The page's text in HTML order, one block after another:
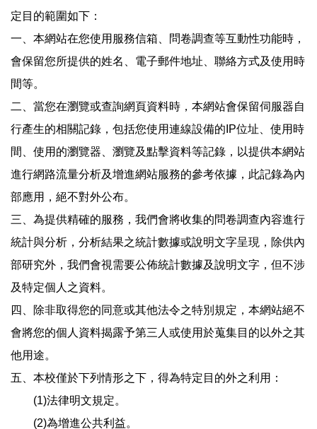
定目的範圍如下：
一、本網站在您使用服務信箱、問卷調查等互動性功能時，
會保留您所提供的姓名、電子郵件地址、聯絡方式及使用時
間等。
二、當您在瀏覽或查詢網頁資料時，本網站會保留伺服器自
行產生的相關記錄，包括您使用連線設備的IP位址、使用時
間、使用的瀏覽器、瀏覽及點擊資料等記錄，以提供本網站
進行網路流量分析及增進網站服務的參考依據，此記錄為內
部應用，絕不對外公布。
三、為提供精確的服務，我們會將收集的問卷調查內容進行
統計與分析，分析結果之統計數據或說明文字呈現，除供內
部研究外，我們會視需要公佈統計數據及說明文字，但不涉
及特定個人之資料。
四、除非取得您的同意或其他法令之特別規定，本網站絕不
會將您的個人資料揭露予第三人或使用於蒐集目的以外之其
他用途。
五、本校僅於下列情形之下，得為特定目的外之利用：
(1)法律明文規定。
(2)為增進公共利益。